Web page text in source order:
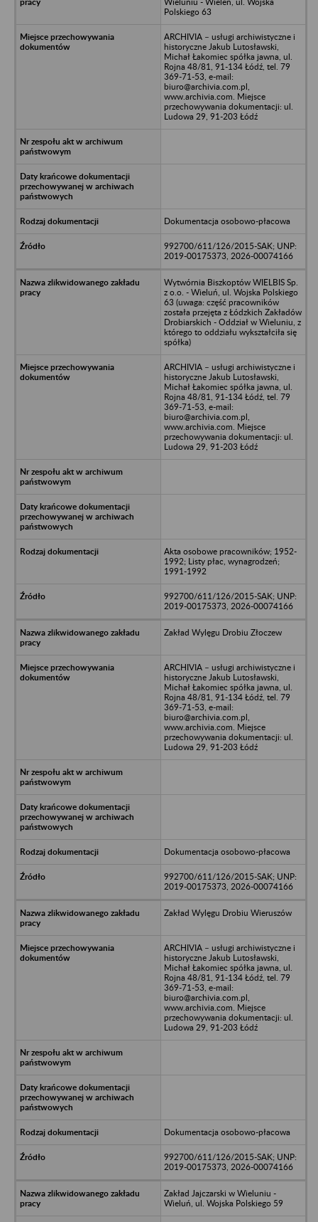
Polskiego 63
ARCHIVIA – usługi archiwistyczne i
historyczne Jakub Lutosławski,
Michał Łakomiec spółka jawna, ul.
Rojna 48/81, 91-134 Łódź, tel. 79
369-71-53, e-mail:
biuro@archivia.com.pl,
www.archivia.com. Miejsce
przechowywania dokumentacji: ul.
Ludowa 29, 91-203 Łódź
Dokumentacja osobowo-płacowa
992700/611/126/2015-SAK; UNP:
2019-00175373, 2026-00074166
Wytwórnia Biszkoptów WIELBIS Sp.
z o.o. - Wieluń, ul. Wojska Polskiego
63 (uwaga: część pracowników
została przejęta z Łódzkich Zakładów
Drobiarskich - Oddział w Wieluniu, z
którego to oddziału wykształciła się
spółka)
ARCHIVIA – usługi archiwistyczne i
historyczne Jakub Lutosławski,
Michał Łakomiec spółka jawna, ul.
Rojna 48/81, 91-134 Łódź, tel. 79
369-71-53, e-mail:
biuro@archivia.com.pl,
www.archivia.com. Miejsce
przechowywania dokumentacji: ul.
Ludowa 29, 91-203 Łódź
Akta osobowe pracowników; 1952-
1992; Listy płac, wynagrodzeń;
1991-1992
992700/611/126/2015-SAK; UNP:
2019-00175373, 2026-00074166
Zakład Wylęgu Drobiu Złoczew
ARCHIVIA – usługi archiwistyczne i
historyczne Jakub Lutosławski,
Michał Łakomiec spółka jawna, ul.
Rojna 48/81, 91-134 Łódź, tel. 79
369-71-53, e-mail:
biuro@archivia.com.pl,
www.archivia.com. Miejsce
przechowywania dokumentacji: ul.
Ludowa 29, 91-203 Łódź
Dokumentacja osobowo-płacowa
992700/611/126/2015-SAK; UNP:
2019-00175373, 2026-00074166
Zakład Wylęgu Drobiu Wieruszów
ARCHIVIA – usługi archiwistyczne i
historyczne Jakub Lutosławski,
Michał Łakomiec spółka jawna, ul.
Rojna 48/81, 91-134 Łódź, tel. 79
369-71-53, e-mail:
biuro@archivia.com.pl,
www.archivia.com. Miejsce
przechowywania dokumentacji: ul.
Ludowa 29, 91-203 Łódź
Dokumentacja osobowo-płacowa
992700/611/126/2015-SAK; UNP:
2019-00175373, 2026-00074166
Zakład Jajczarski w Wieluniu -
Wieluń, ul. Wojska Polskiego 59